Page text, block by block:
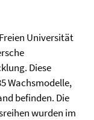
Universität
Diese
Wachsmodelle,
befinden. Die
wurden im